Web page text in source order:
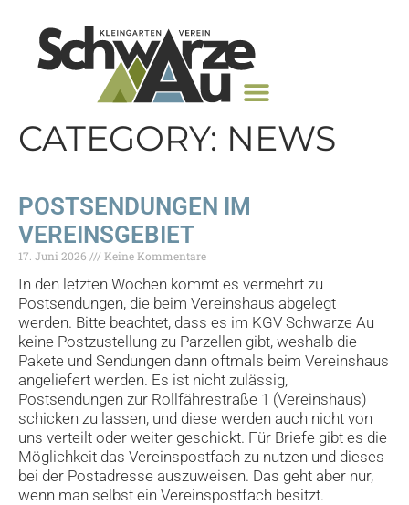
CATEGORY: NEWS
POSTSENDUNGEN IM
VEREINSGEBIET
17. Juni 2026 Keine Kommentare
In den letzten Wochen kommt es vermehrt zu
Postsendungen, die beim Vereinshaus abgelegt
werden. Bitte beachtet, dass es im KGV Schwarze Au
keine Postzustellung zu Parzellen gibt, weshalb die
Pakete und Sendungen dann oftmals beim Vereinshaus
angeliefert werden. Es ist nicht zulässig,
Postsendungen zur Rollfährestraße 1 (Vereinshaus)
schicken zu lassen, und diese werden auch nicht von
uns verteilt oder weiter geschickt. Für Briefe gibt es die
Möglichkeit das Vereinspostfach zu nutzen und dieses
bei der Postadresse auszuweisen. Das geht aber nur,
wenn man selbst ein Vereinspostfach besitzt.